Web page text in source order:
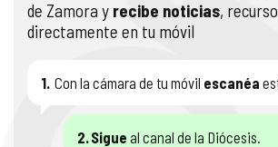
de Zamora y recibe noticias,
directamente en tu móvil
1. Con la cámara de tu móvil escanéa
2. Sigue al canal de la Diócesis.